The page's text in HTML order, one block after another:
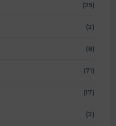
(25)
(2)
(8)
(71)
(17)
(2)